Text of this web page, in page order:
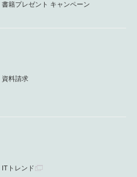
書籍プレゼント キャンペーン
資料請求
ITトレンド